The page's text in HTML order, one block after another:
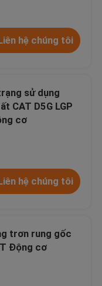
hệ chúng tôi
sử dụng
CAT D5G LGP
cơ
hệ chúng tôi
trơn rung gốc
Động cơ